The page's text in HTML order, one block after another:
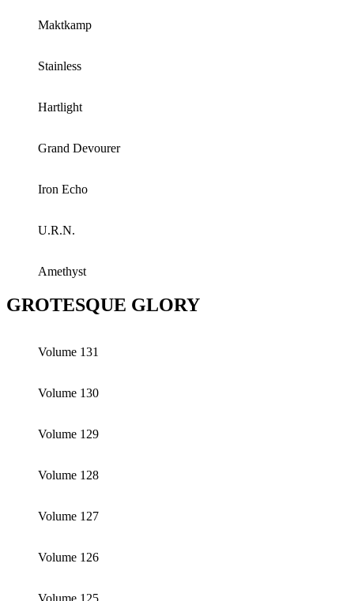
Maktkamp
Stainless
Hartlight
Grand Devourer
Iron Echo
U.R.N.
Amethyst
GROTESQUE GLORY
Volume 131
Volume 130
Volume 129
Volume 128
Volume 127
Volume 126